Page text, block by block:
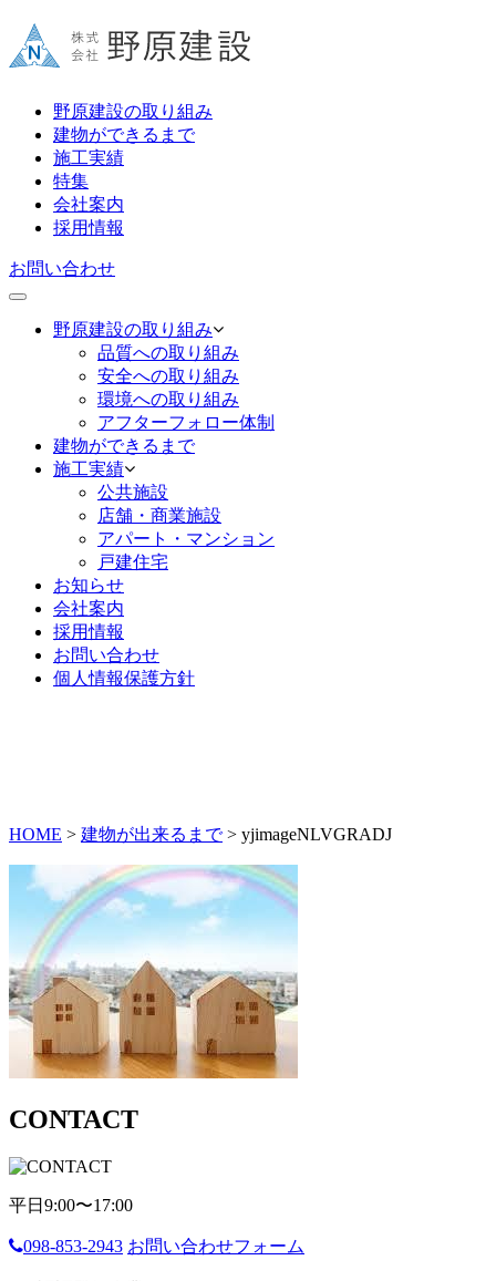
野原建設の取り組み
建物ができるまで
施工実績
特集
会社案内
採用情報
お問い合わせ
野原建設の取り組み
品質への取り組み
安全への取り組み
環境への取り組み
アフターフォロー体制
建物ができるまで
施工実績
公共施設
店舗・商業施設
アパート・マンション
戸建住宅
お知らせ
会社案内
採用情報
お問い合わせ
個人情報保護方針
HOME > 建物が出来るまで> yjimageNLVGRADJ
CONTACT
平日9:00〜17:00
098-853-2943 お問い合わせフォーム